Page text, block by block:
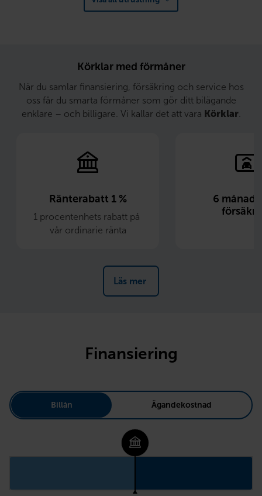
Körklar med förmåner
När du samlar finansiering, försäkring och service hos
oss får du smarta förmåner som gör ditt bilägande
enklare – och billigare. Vi kallar det att vara Körklar.
Ränterabatt 1 %
1 procentenhets rabatt på
vår ordinarie ränta
6
Läs mer
Finansiering
Billån Ägandekostnad